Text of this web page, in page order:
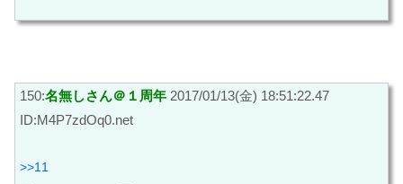
150:名無しさん＠１周年 2017/01/13(金) 18:51:22.47
ID:M4P7zdOq0.net
>>11